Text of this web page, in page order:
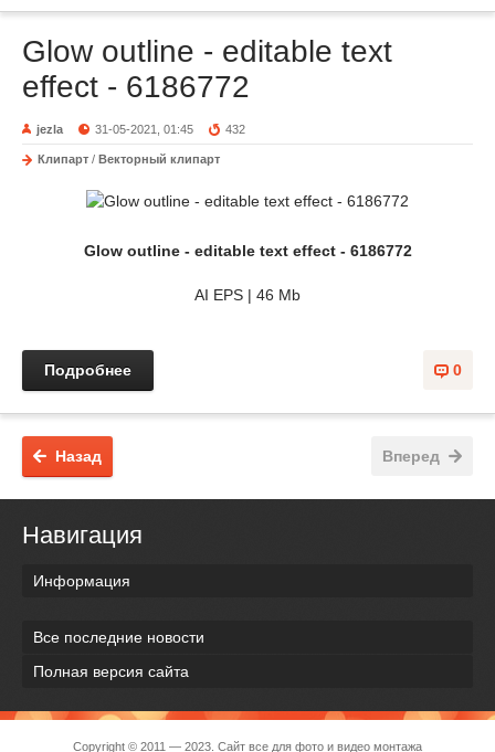
Glow outline - editable text
effect - 6186772
jezla 31-05-2021, 01:45 432
Клипарт / Векторный клипарт
Glow outline - editable text effect - 6186772
AI EPS | 46 Mb
0
Подробнее
Вперед
Назад
Навигация
Информация
Все последние новости
Полная версия сайта
Copyright © 2011 — 2023. Сайт все для фото и видео монтажа